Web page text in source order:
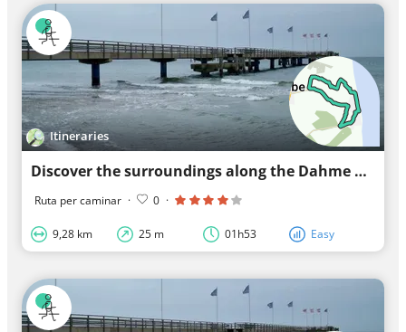
Itineraries
Discover the surroundings along the Dahme pier
Ruta per caminar · 0 ·
9,28 km 25 m 01h53 Easy